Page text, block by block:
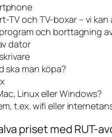
TV och TV-boxar – vi
och borttagning
dator
ska man köpa?
Linux eller Windows?
t.ex. wifi eller
priset med RUT-